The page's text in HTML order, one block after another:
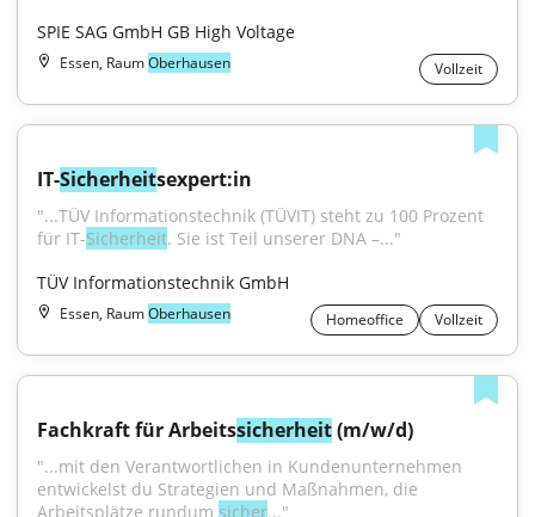
SPIE SAG GmbH GB High Voltage
Essen, RaumOberhausen Vollzeit
IT-Sicherheitsexpert:in
"...TÜV Informationstechnik (TÜVIT) steht zu 100 Prozent
für IT-Sicherheit. Sie ist Teil unserer DNA –..."
TÜV Informationstechnik GmbH
Essen, RaumOberhausen Homeoffice Vollzeit
Fachkraft für Arbeitssicherheit (m/w/d)
"...mit den Verantwortlichen in Kundenunternehmen
entwickelst du Strategien und Maßnahmen, die
Arbeitsplätze rundum sicher..."